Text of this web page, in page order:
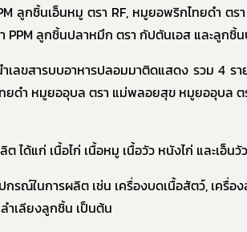
ลูกชิ้นเอ็นหมู ตรา RF, หมูยอพริกไทยดำ ตร
PPMลูกชิ้นปลาหมึก ตรา กัปตันเอส และลูกชิ้
ลขสารบบอาหารปลอมมาติดแสดงรวม 4 รา
ยดำ หมูยออุบล ตรา แม่พลอยสุข หมูยออุบล ต
ตได้แก่ เนื้อไก่ เนื้อหมู เนื้อวัว หนังไก่ และเอ็นวั
กรณ์ในการผลิต เช่น เครื่องบดเนื้อสัตว์, เครื่
ำเลียงลูกชิ้น เป็นต้น